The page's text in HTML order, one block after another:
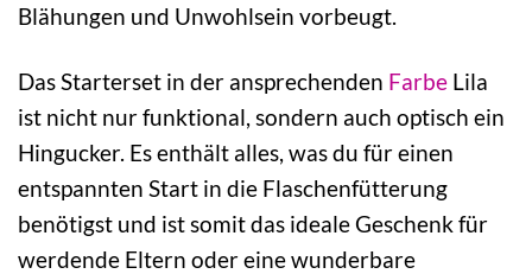
Blähungen und Unwohlsein vorbeugt.
Das Starterset in der ansprechenden Farbe Lila
ist nicht nur funktional, sondern auch optisch ein
Hingucker. Es enthält alles, was du für einen
entspannten Start in die Flaschenfütterung
benötigst und ist somit das ideale Geschenk für
werdende Eltern oder eine wunderbare